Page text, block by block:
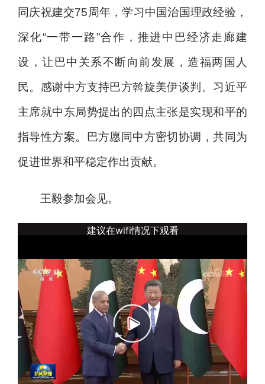
同庆祝建交75周年，学习中国治国理政经验，
深化“一带一路”合作，推进中巴经济走廊建
设，让巴中关系不断向前发展，造福两国人
民。感谢中方支持巴方斡旋美伊谈判。习近平
主席就中东局势提出的四点主张是实现和平的
指导性方案。巴方愿同中方密切协调，共同为
促进世界和平稳定作出贡献。
王毅参加会见。